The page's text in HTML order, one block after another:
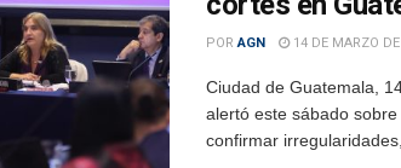
POR AGN 14 DE MARZO
Ciudad de Guatemala,
alertó este sábado
confirmar